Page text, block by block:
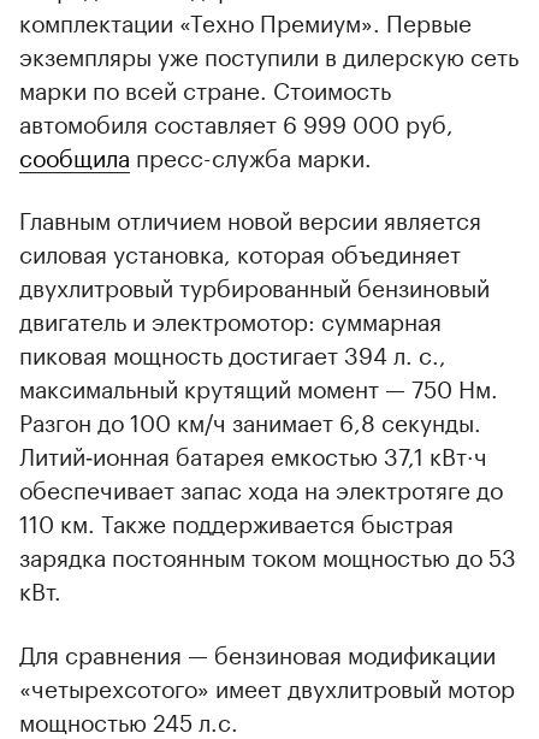
комплектации «Техно Премиум». Первые
экземпляры уже поступили в дилерскую сеть
марки по всей стране. Стоимость
автомобиля составляет 6 999 000 руб,
сообщила пресс-служба марки.
Главным отличием новой версии является
силовая установка, которая объединяет
двухлитровый турбированный бензиновый
двигатель и электромотор: суммарная
пиковая мощность достигает 394 л. с.,
максимальный крутящий момент — 750 Нм.
Разгон до 100 км/ч занимает 6,8 секунды.
Литий‑ионная батарея емкостью 37,1 кВт·ч
обеспечивает запас хода на электротяге до
110 км. Также поддерживается быстрая
зарядка постоянным током мощностью до 53
кВт.
Для сравнения — бензиновая модификации
«четырехсотого» имеет двухлитровый мотор
мощностью 245 л.с.